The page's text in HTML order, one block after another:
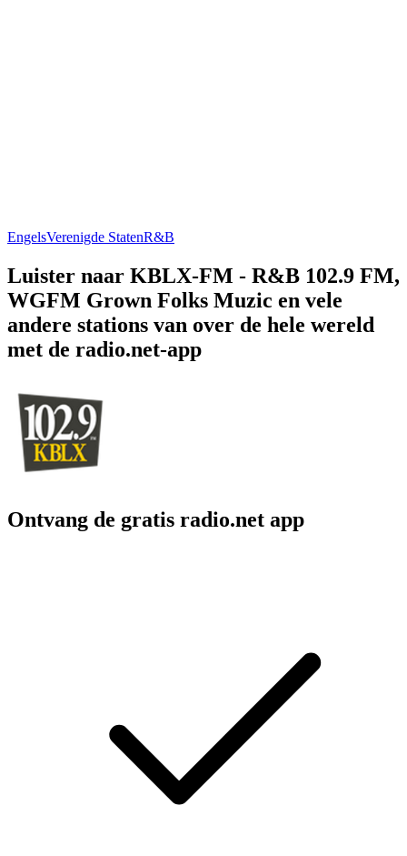
EngelsVerenigde StatenR&B
Luister naar KBLX-FM - R&B 102.9 FM,
WGFM Grown Folks Muzic en vele
andere stations van over de hele wereld
met de radio.net-app
Ontvang de gratis radio.net app